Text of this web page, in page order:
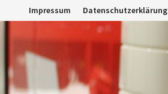
Inhalt
springen
Impressum Datenschutzerklärung